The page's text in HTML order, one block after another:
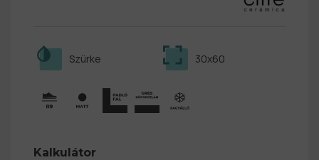
30x60
Szürke
Kalkulátor